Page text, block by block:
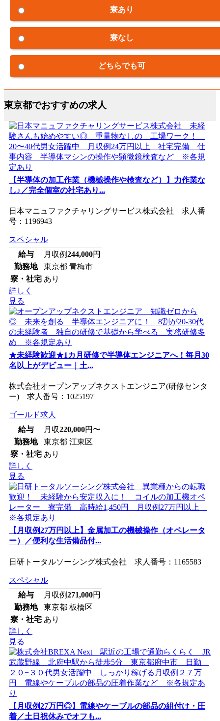
寮あり
寮なし
どちらでも可
東京都でおすすめの求人
【半導体の加工作業（機械操作や検査など）】力作業な
し♪／完全個室の社宅あり...
日本マニュファクチャリングサービス株式会社 求人番
号：1196943
スペシャル
給与
月収例244,000円
勤務地
東京都 青梅市
寮・社宅 あり
詳しく
見る
★未経験歓迎★1カ月研修で半導体エンジニアへ！毎月30
名以上がデビュー｜土...
株式会社オープンアップネクストエンジニア(研修センタ
ー) 求人番号：1025197
ゴールド求人
給与
月収220,000円〜
勤務地
東京都 江東区
寮・社宅 あり
詳しく
見る
【月収例27万円以上】金属加工の機械操作（オペレータ
ー）／便利な生活備品付...
日研トータルソーシング株式会社 求人番号：1165583
スペシャル
給与
月収例271,000円
勤務地
東京都 板橋区
寮・社宅 あり
詳しく
見る
【月収例27万円◎】電線やケーブルの部品の組付け・圧
着／土日祝休みでオフも...